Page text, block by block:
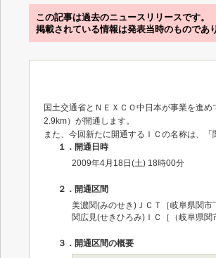
この記事は過去のニュースリリースです。
掲載されている情報は発表当時のものであ
国土交通省とＮＥＸＣＯ中日本が事業を進
2.9km）が開通します。
また、今回新たに開通するＩＣの名称は、
１．開通日時
2009年4月18日(土) 18時00分
２．開通区間
美濃関(みのせき)ＪＣＴ［岐阜県関市
関広見(せきひろみ)ＩＣ［（岐阜県
３．開通区間の概要